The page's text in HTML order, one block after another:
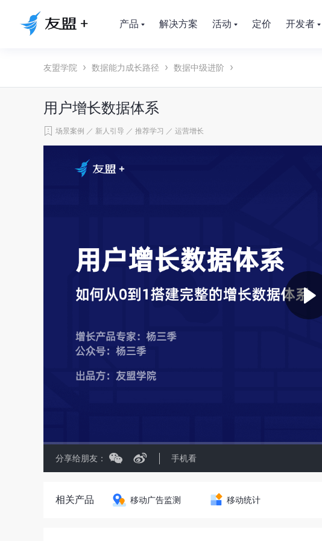
产品 解决方案 活动 定价 开发者
友盟学院 数据能力成长路径 数据中级进阶
用户增长数据体系
场景案例 ／ 新人引导 ／ 推荐学习 ／ 运营增长
分享给朋友： 手机看
相关产品 移动广告监测 移动统计